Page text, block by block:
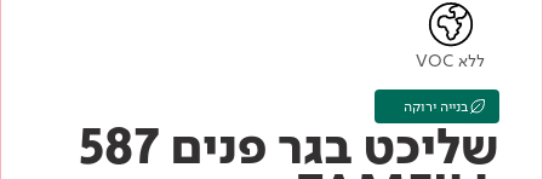
ללא VOC
בנייה ירוקה
שליכט בגר פנים 587